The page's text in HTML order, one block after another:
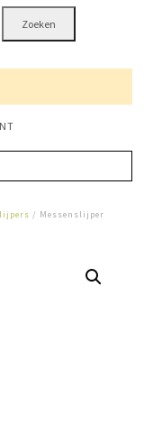
Zoeken
/ Messenslijper